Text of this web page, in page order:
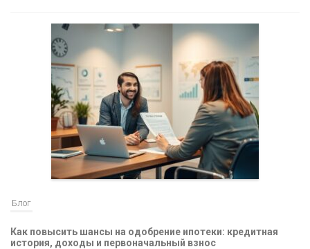
Блог
Как повысить шансы на одобрение ипотеки: кредитная
история, доходы и первоначальный взнос